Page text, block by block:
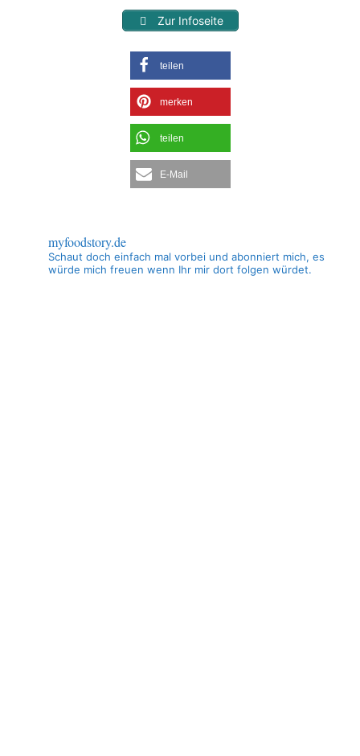
Zur Infoseite
teilen
merken
teilen
E-Mail
myfoodstory.de
Schaut doch einfach mal vorbei und abonniert mich, es
würde mich freuen wenn Ihr mir dort folgen würdet.